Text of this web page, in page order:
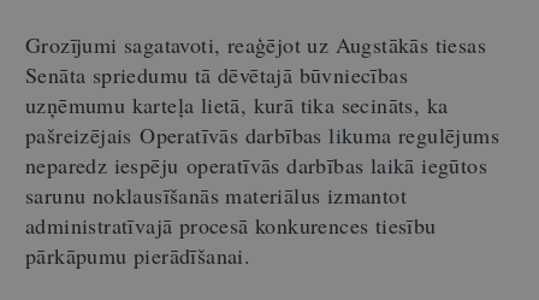
Grozījumi sagatavoti, reaģējot uz Augstākās tiesas
Senāta spriedumu tā dēvētajā būvniecības
uzņēmumu karteļa lietā, kurā tika secināts, ka
pašreizējais Operatīvās darbības likuma regulējums
neparedz iespēju operatīvās darbības laikā iegūtos
sarunu noklausīšanās materiālus izmantot
administratīvajā procesā konkurences tiesību
pārkāpumu pierādīšanai.